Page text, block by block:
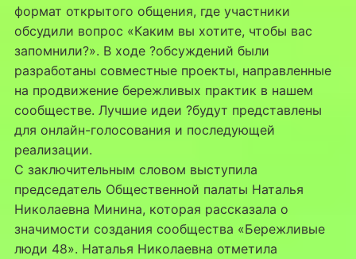
формат открытого общения, где участники
обсудили вопрос «Каким вы хотите, чтобы вас
запомнили?». В ходе ?обсуждений были
разработаны совместные проекты, направленные
на продвижение бережливых практик в нашем
сообществе. Лучшие идеи ?будут представлены
для онлайн-голосования и последующей
реализации.
С заключительным словом выступила
председатель Общественной палаты Наталья
Николаевна Минина, которая рассказала о
значимости создания сообщества «Бережливые
люди 48». Наталья Николаевна отметила